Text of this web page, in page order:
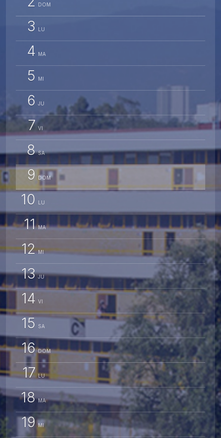
DOM
3 LU
4 MA
5 MI
6 JU
7 VI
8 SA
9 DOM
10 LU
11 MA
12 MI
13 JU
14 VI
15 SA
16 DOM
17 LU
18 MA
19 MI